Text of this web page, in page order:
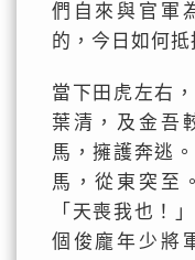
們自來與官軍
的，今日如何抵
當下田虎左右
葉清，及金吾
馬，擁護奔逃
馬，從東突至
「天喪我也！
個俊龐年少將